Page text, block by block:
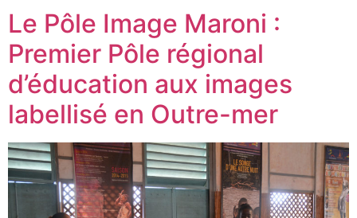
Le Pôle Image Maroni :
Premier Pôle régional
d’éducation aux images
labellisé en Outre-mer